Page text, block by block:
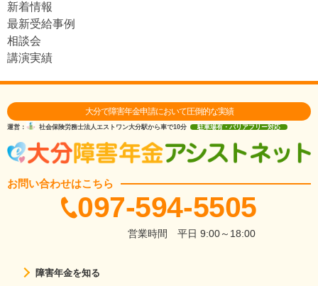
新着情報
最新受給事例
相談会
講演実績
大分で障害年金申請において圧倒的な実績
運営： 社会保険労務士法人エストワン大分駅から車で10分 駐車場有・バリアフリー対応
お問い合わせはこちら
097-594-5505
営業時間 平日 9:00～18:00
障害年金を知る